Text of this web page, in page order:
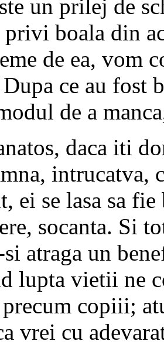
un prilej de
boala din
de ea, vom
ce au fost
de a
daca iti
ei se lasa sa
socanta. Si
si atraga un
lupta vietii ne
copiii;
vrei cu